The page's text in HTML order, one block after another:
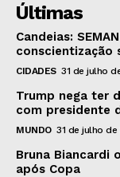
Últimas
Candeias:
conscientização
CIDADES 31 de julho
Trump nega ter
com presidente
MUNDO 31 de julho de
Bruna Biancardi
após Copa